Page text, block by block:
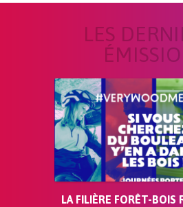
LES
LA FILIÈRE FORÊT-BOIS